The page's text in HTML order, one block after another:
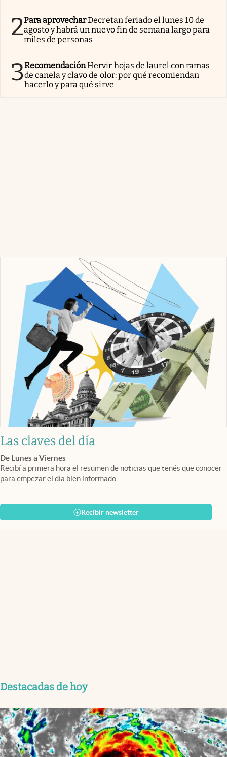
2Para aprovecharDecretan feriado el lunes 10 de
agosto y habrá un nuevo fin de semana largo para
miles de personas
3RecomendaciónHervir hojas de laurel con ramas
de canela y clavo de olor: por qué recomiendan
hacerlo y para qué sirve
Las claves del día
De Lunes a Viernes
Recibí a primera hora el resumen de noticias que tenés que conocer
para empezar el día bien informado.
Recibir newsletter
Destacadas de hoy